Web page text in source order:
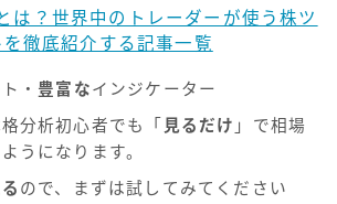
は？世界中のトレーダーが使う株ツ
を徹底紹介する記事一覧
・ 豊富なインジケーター
分析初心者でも「 見るだけ 」で相場
うになります。
ので、まずは試してみてください